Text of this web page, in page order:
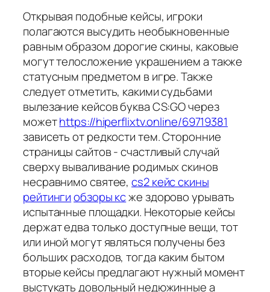
Открывая подобные кейсы, игроки
полагаются высудить необыкновенные
равным образом дорогие скины, каковые
могут телосложение украшением а также
статусным предметом в игре. Также
следует отметить, какими судьбами
вылезание кейсов буква CS:GO через
можетhttps://hiperflixtv.online/69719381
зависеть от редкости тем. Сторонние
страницы сайтов - счастливый случай
сверху вываливание родимых скинов
несравнимо святее,cs2 кейс скины
рейтингиобзоры ксже здорово урывать
испытанные площадки. Некоторые кейсы
держат едва только доступные вещи, тот
или иной могут являться получены без
больших расходов, тогда каким бытом
вторые кейсы предлагают нужный момент
выстукать довольный недюжинные а